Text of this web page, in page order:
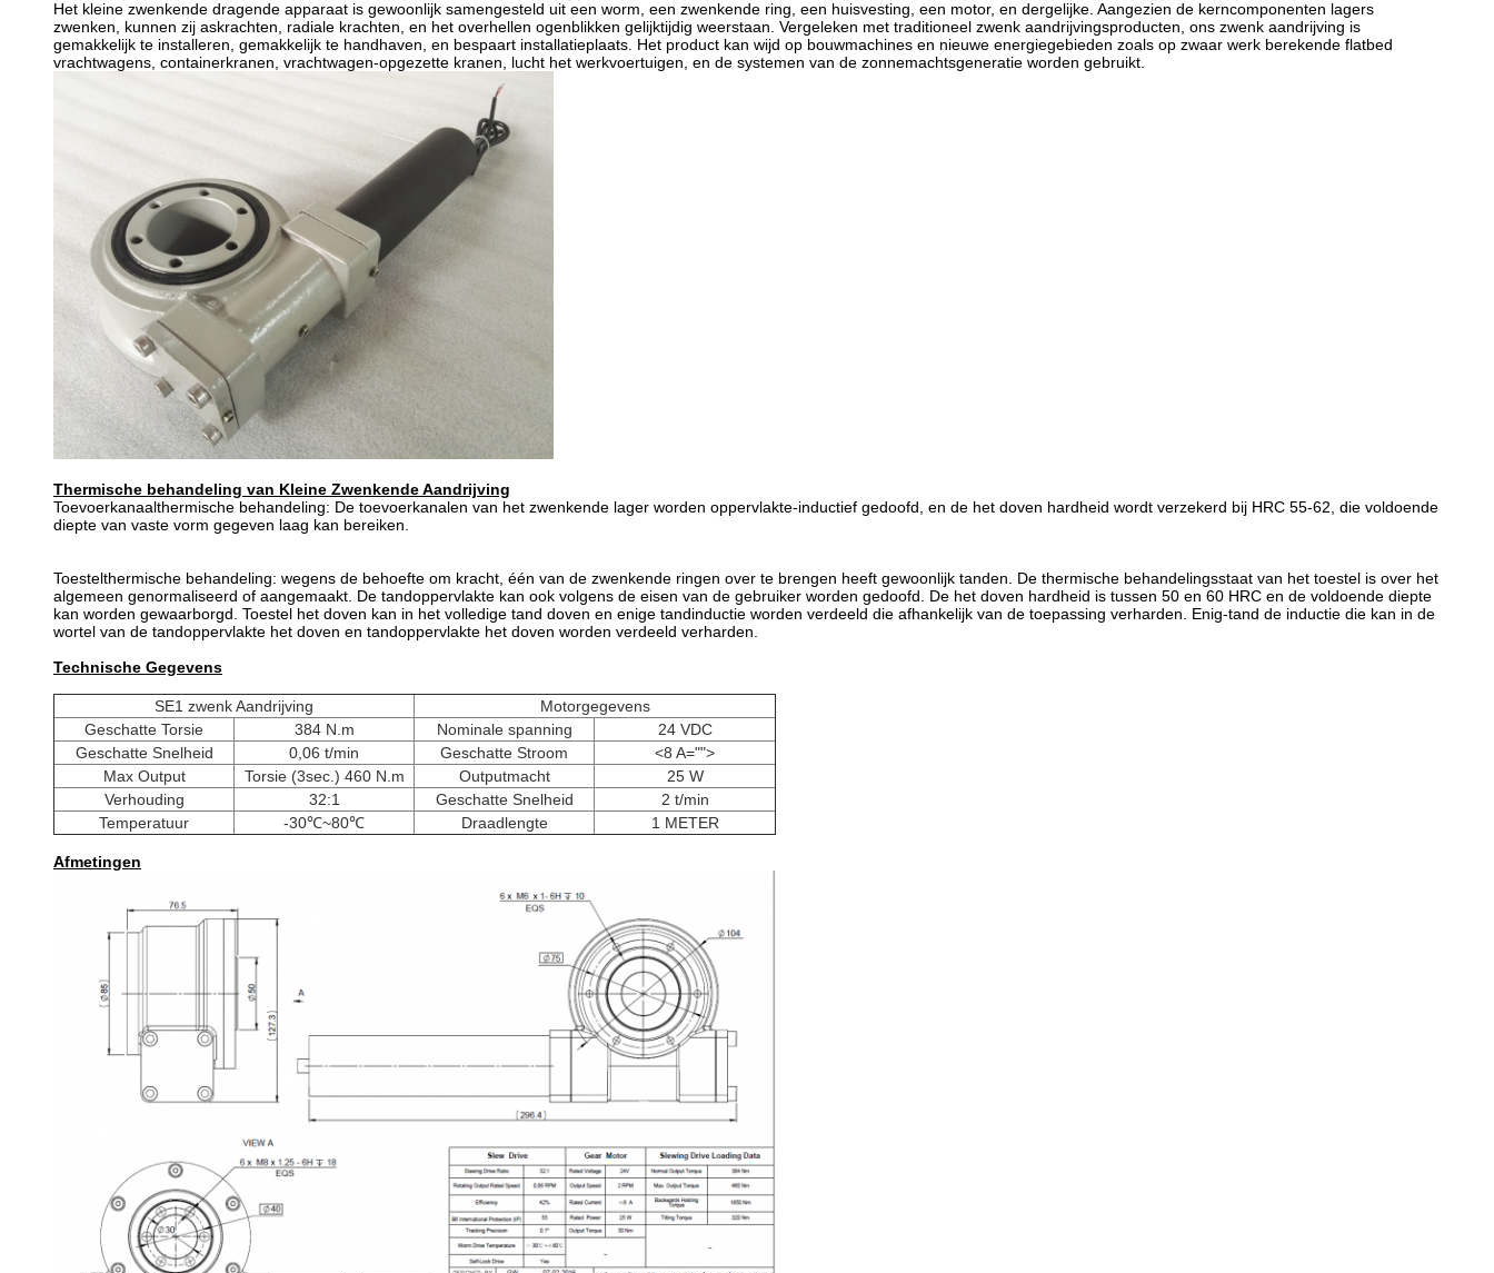
Het kleine zwenkende dragende apparaat is gewoonlijk samengesteld uit een worm, een zwenkende ring, een huisvesting, een motor, en dergelijke. Aangezien de kerncomponenten lagers
zwenken, kunnen zij askrachten, radiale krachten, en het overhellen ogenblikken gelijktijdig weerstaan. Vergeleken met traditioneel zwenk aandrijvingsproducten, ons zwenk aandrijving is
gemakkelijk te installeren, gemakkelijk te handhaven, en bespaart installatieplaats. Het product kan wijd op bouwmachines en nieuwe energiegebieden zoals op zwaar werk berekende flatbed
vrachtwagens, containerkranen, vrachtwagen-opgezette kranen, lucht het werkvoertuigen, en de systemen van de zonnemachtsgeneratie worden gebruikt.
Thermische behandeling van Kleine Zwenkende Aandrijving
Toevoerkanaalthermische behandeling: De toevoerkanalen van het zwenkende lager worden oppervlakte-inductief gedoofd, en de het doven hardheid wordt verzekerd bij HRC 55-62, die voldoende
diepte van vaste vorm gegeven laag kan bereiken.
Toestelthermische behandeling: wegens de behoefte om kracht, één van de zwenkende ringen over te brengen heeft gewoonlijk tanden. De thermische behandelingsstaat van het toestel is over het
algemeen genormaliseerd of aangemaakt. De tandoppervlakte kan ook volgens de eisen van de gebruiker worden gedoofd. De het doven hardheid is tussen 50 en 60 HRC en de voldoende diepte
kan worden gewaarborgd. Toestel het doven kan in het volledige tand doven en enige tandinductie worden verdeeld die afhankelijk van de toepassing verharden. Enig-tand de inductie die kan in de
wortel van de tandoppervlakte het doven en tandoppervlakte het doven worden verdeeld verharden.
Technische Gegevens
SE1 zwenk Aandrijving
Motorgegevens
Geschatte Torsie
384 N.m Nominale spanning
24 VDC
Geschatte Snelheid
0,06 t/min Geschatte Stroom
<8 A="">
Max Output
Torsie (3sec.) 460 N.m Outputmacht
25 W
Verhouding
32:1 Geschatte Snelheid
2 t/min
Temperatuur
-30℃~80℃ Draadlengte 1 METER
Afmetingen